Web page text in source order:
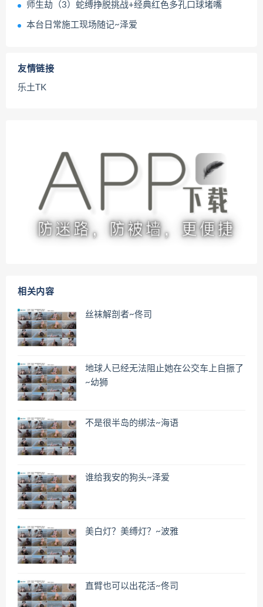
师生劫（3）蛇缚挣脱挑战+经典红色多孔口球堵嘴
本台日常施工现场随记~泽爱
友情链接
乐土TK
相关内容
丝袜解剖者~佟司
地球人已经无法阻止她在公交车上自振了
~幼狮
不是很半岛的绑法~海语
谁给我安的狗头~泽爱
美白灯？美缚灯？~波雅
直臂也可以出花活~佟司